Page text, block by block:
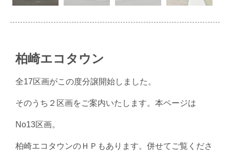
柏崎エコタウン
全17区画がこの度分譲開始しました。
そのうち２区画をご案内いたします。本ページは
No13区画。
柏崎エコタウンのＨＰもあります。併せてご覧くださ